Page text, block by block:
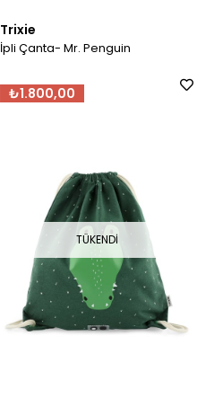
Trixie
İpli Çanta- Mr. Penguin
₺1.800,00
TÜKENDI